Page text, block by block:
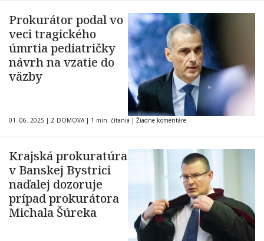
Prokurátor podal vo
veci tragického
úmrtia pediatričky
návrh na vzatie do
väzby
01. 06. 2025 | Z DOMOVA | 1 min. čítania | Žiadne komentáre
Krajská prokuratúra
v Banskej Bystrici
naďalej dozoruje
prípad prokurátora
Michala Šúreka